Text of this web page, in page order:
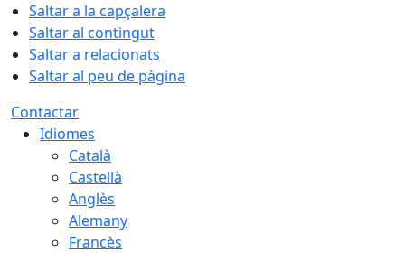
Saltar a la capçalera
Saltar al contingut
Saltar a relacionats
Saltar al peu de pàgina
Contactar
Idiomes
Català
Castellà
Anglès
Alemany
Francès